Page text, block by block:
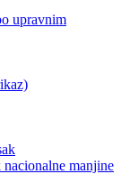
upravnim
manjine